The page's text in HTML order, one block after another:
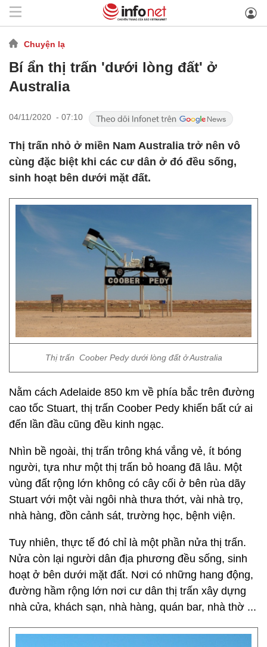
Chuyện lạ
Bí ẩn thị trấn 'dưới lòng đất' ở
Australia
04/11/2020 - 07:10
Thị trấn nhỏ ở miền Nam Australia trở nên vô
cùng đặc biệt khi các cư dân ở đó đều sống,
sinh hoạt bên dưới mặt đất.
Thị trấn Coober Pedy dưới lòng đất ở Australia
Nằm cách Adelaide 850 km về phía bắc trên đường
cao tốc Stuart, thị trấn Coober Pedy khiến bất cứ ai
đến lần đầu cũng đều kinh ngạc.
Nhìn bề ngoài, thị trấn trông khá vắng vẻ, ít bóng
người, tựa như một thị trấn bỏ hoang đã lâu. Một
vùng đất rộng lớn không có cây cối ở bên rùa dãy
Stuart với một vài ngôi nhà thưa thớt, vài nhà trọ,
nhà hàng, đồn cảnh sát, trường học, bệnh viện.
Tuy nhiên, thực tế đó chỉ là một phần nửa thị trấn.
Nửa còn lại người dân địa phương đều sống, sinh
hoạt ở bên dưới mặt đất. Nơi có những hang động,
đường hầm rộng lớn nơi cư dân thị trấn xây dựng
nhà cửa, khách sạn, nhà hàng, quán bar, nhà thờ ...